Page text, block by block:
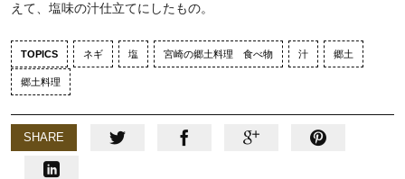
えて、塩味の汁仕立てにしたもの。
TOPICS ネギ 塩 宮崎の郷土料理 食べ物 汁 郷土
郷土料理
SHARE